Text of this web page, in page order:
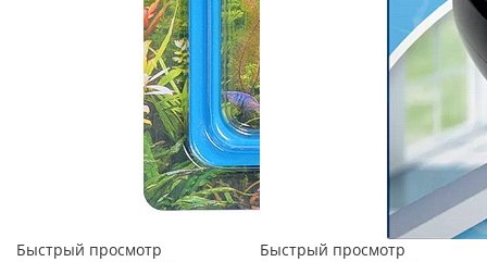
Быстрый просмотр
Быстрый просмотр